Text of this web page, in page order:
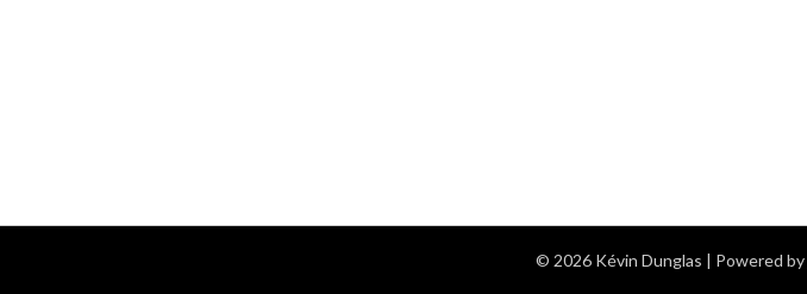
© 2026 Kévin Dunglas | Powered by